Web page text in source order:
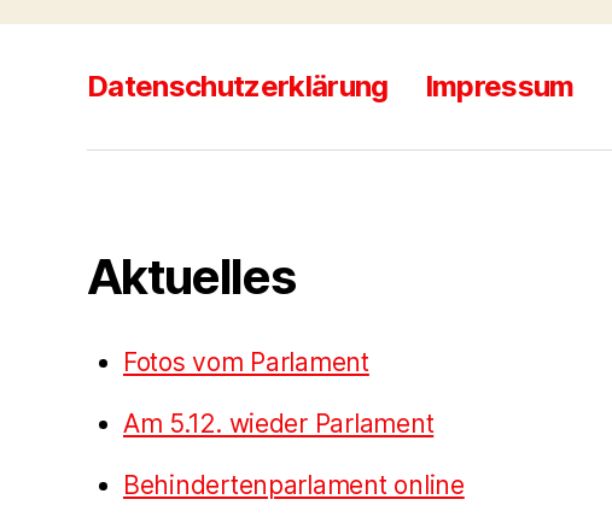
Datenschutzerklärung Impressum
Aktuelles
Fotos vom Parlament
Am 5.12. wieder Parlament
Behindertenparlament online